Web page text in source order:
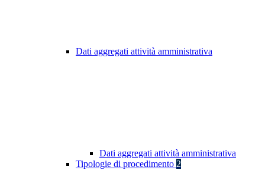
Dati aggregati attività amministrativa
Dati aggregati attività amministrativa
Tipologie di procedimento 2